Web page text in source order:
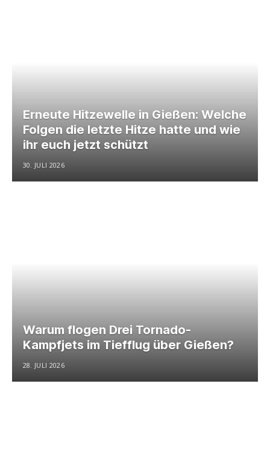
Erneute Hitzewelle in Gießen: Welche
Folgen die letzte Hitze hatte und wie
ihr euch jetzt schützt
30. JULI 2026
Warum flogen Drei Tornado-
Kampfjets im Tiefflug über Gießen?
28. JULI 2026